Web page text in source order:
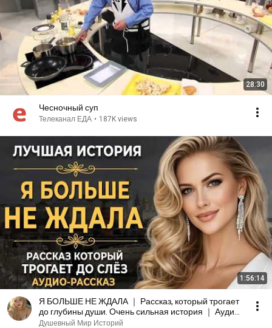
28:30
Чесночный суп
Телеканал ЕДА • 187K views
1:56:14
Я БОЛЬШЕ НЕ ЖДАЛА ｜ Рассказ, который трогает
до глубины души. Очень сильная история ｜ Аудио
рассказ
Душевный Мир Историй